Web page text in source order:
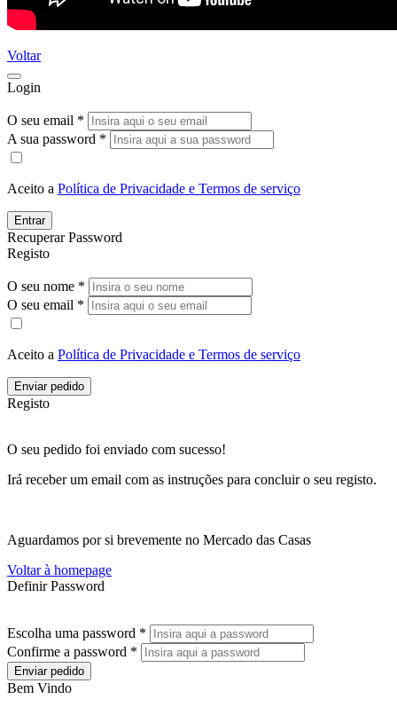
Voltar
Login
O seu email *
A sua password *
Aceito a Política de Privacidade e Termos de serviço
Entrar
Recuperar Password
Registo
O seu nome *
O seu email *
Aceito a Política de Privacidade e Termos de serviço
Enviar pedido
Registo
O seu pedido foi enviado com sucesso!
Irá receber um email com as instruções para concluir o seu registo.
Aguardamos por si brevemente no Mercado das Casas
Voltar à homepage
Definir Password
Escolha uma password *
Confirme a password *
Enviar pedido
Bem Vindo